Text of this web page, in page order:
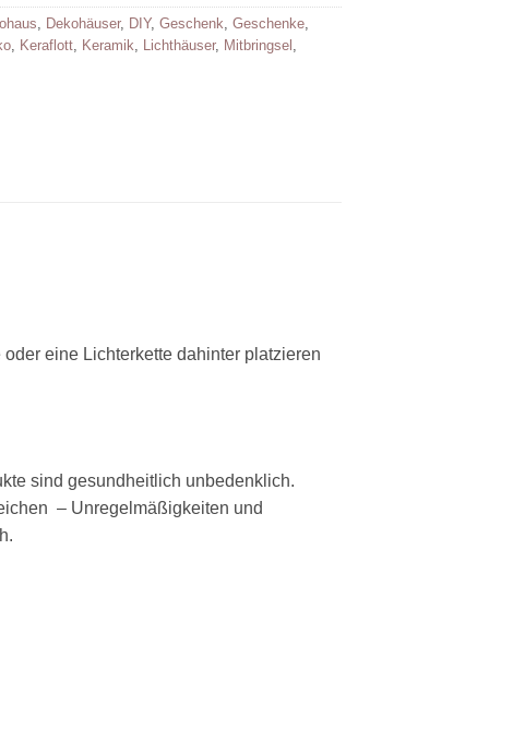
, Dekohäuser, DIY, Geschenk, Geschenke,
, Keraflott, Keramik, Lichthäuser, Mitbringsel ,
eine Lichterkette dahinter platzieren
sind gesundheitlich unbedenklich.
– Unregelmäßigkeiten und